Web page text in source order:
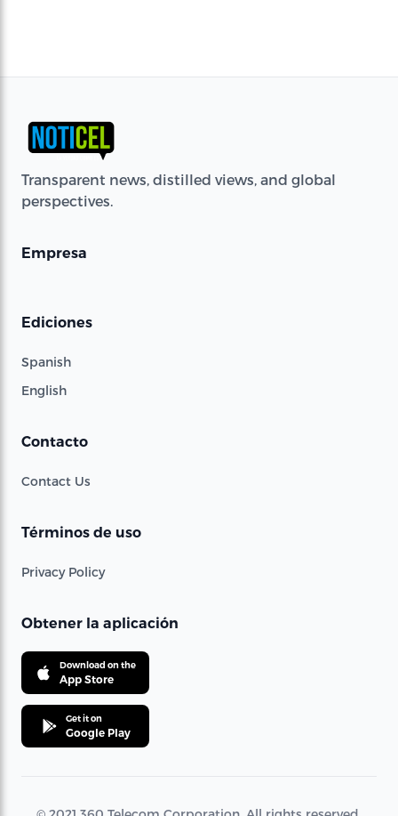
Transparent news, distilled views, and global
perspectives.
Empresa
Ediciones
Spanish
English
Contacto
Contact Us
Términos de uso
Privacy Policy
Obtener la aplicación
Download on the
App Store
Get it on
Google Play